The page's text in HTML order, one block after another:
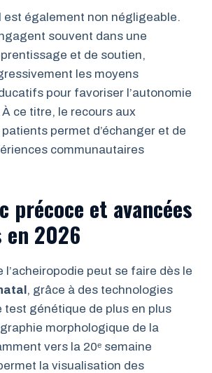
est également non négligeable.
souvent dans une
et de soutien,
les moyens
pour favoriser l’autonomie
ce titre, le recours aux
permet d’échanger et de
communautaires
précoce et avancées
en 2026
l’acheiropodie peut se faire dès le
, grâce à des technologies
test génétique de plus en plus
morphologique de la
vers la 20ᵉ semaine
la visualisation des